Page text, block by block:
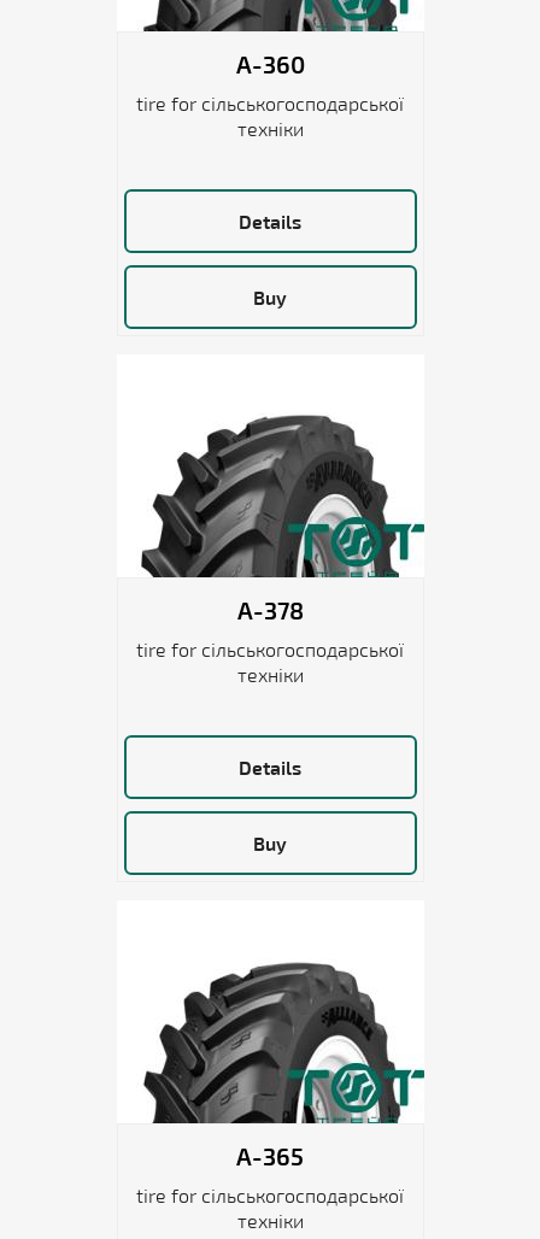
A-360
tire for сільськогосподарської
техніки
Details
Buy
A-378
tire for сільськогосподарської
техніки
Details
Buy
A-365
tire for сільськогосподарської
техніки